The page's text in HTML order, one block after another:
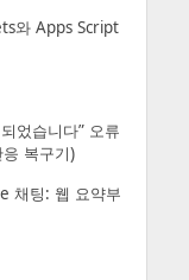
와 Apps Script
었습니다” 오류
복구기)
채팅: 웹 요약부